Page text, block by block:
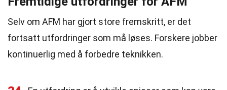
Selv om AFM har gjort store fremskritt, er det
fortsatt utfordringer som må løses. Forskere jobber
kontinuerlig med å forbedre teknikken.